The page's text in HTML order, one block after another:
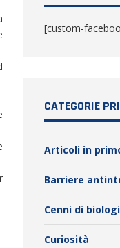
[custom-
CATEGORIE
Articoli in
Barriere
Cenni di
Curiosità